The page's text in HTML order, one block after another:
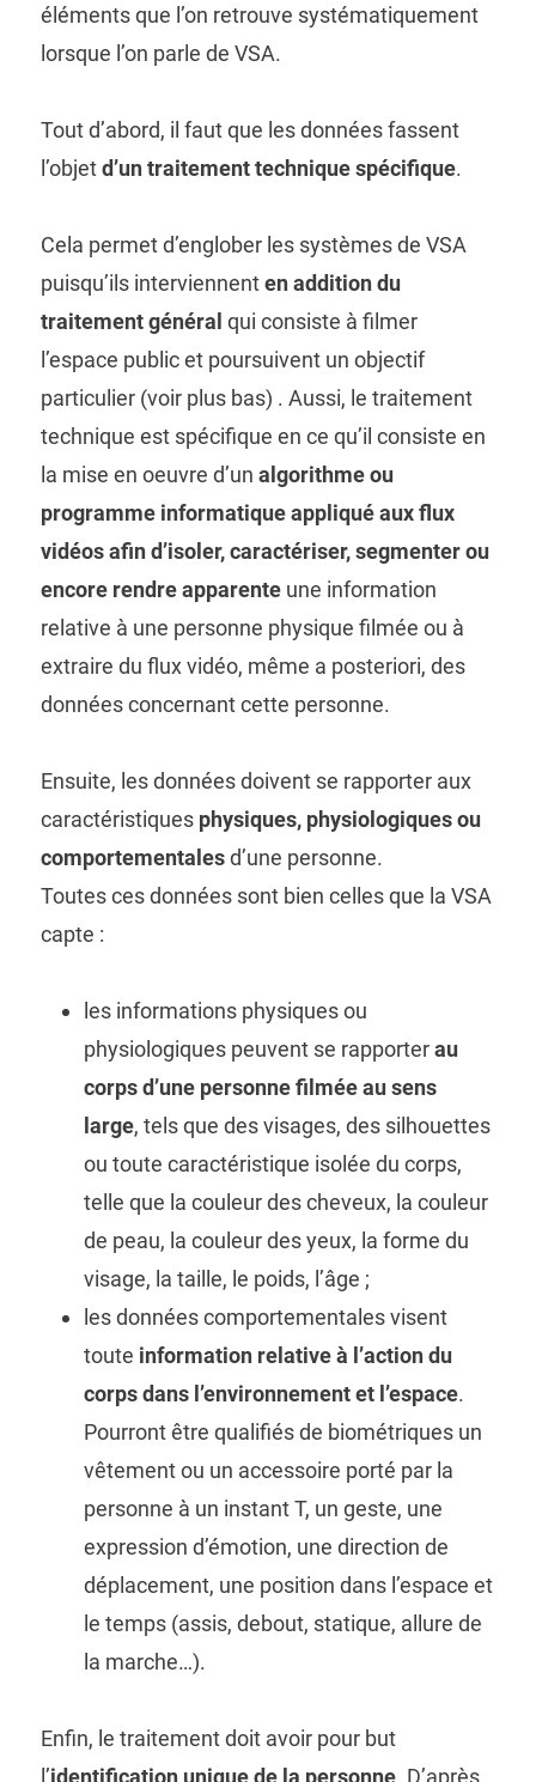
éléments que l’on retrouve systématiquement
lorsque l’on parle de VSA.
Tout d’abord, il faut que les données fassent
l’objetd’un traitement technique spécifique.
Cela permet d’englober les systèmes de VSA
puisqu’ils interviennenten addition du
traitement général qui consiste à filmer
l’espace public et poursuivent un objectif
particulier (voir plus bas) . Aussi, le traitement
technique est spécifique en ce qu’il consiste en
la mise en oeuvre d’un algorithme ou
programme informatique appliqué aux flux
vidéos afin d’isoler, caractériser, segmenter ou
encore rendre apparenteune information
relative à une personne physique filmée ou à
extraire du flux vidéo, même a posteriori, des
données concernant cette personne.
Ensuite, les données doivent se rapporter aux
caractéristiques physiques, physiologiques ou
comportementalesd’une personne.
Toutes ces données sont bien celles que la VSA
capte :
les informations physiques ou
physiologiques peuvent se rapporterau
corps d’une personne filmée au sens
large, tels que des visages, des silhouettes
ou toute caractéristique isolée du corps,
telle que la couleur des cheveux, la couleur
de peau, la couleur des yeux, la forme du
visage, la taille, le poids, l’âge ;
les données comportementales visent
toute information relative à l’action du
corps dans l’environnement et l’espace.
Pourront être qualifiés de biométriques un
vêtement ou un accessoire porté par la
personne à un instant T, un geste, une
expression d’émotion, une direction de
déplacement, une position dans l’espace et
le temps (assis, debout, statique, allure de
la marche…).
Enfin, le traitement doit avoir pour but
l’identification unique de la personne. D’après